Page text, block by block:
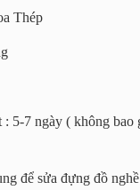
Thép
: 5-7 ngày ( không bao
để sửa đựng đồ